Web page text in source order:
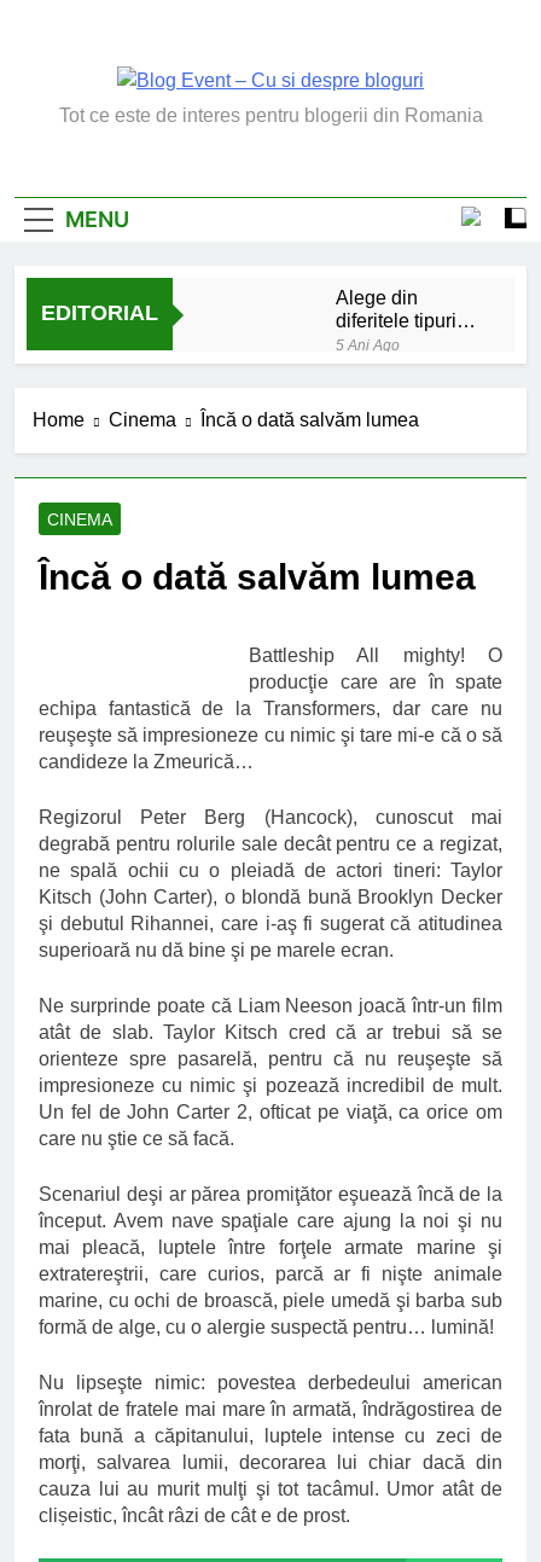
Blog Event – Cu Si
Tot ce este de interes pentru blogerii din Romania
MENU
EDITORIAL
Alege din
diferitele tipuri
de bratara de
argint
5 Ani Ago
5 Ani Ago
campanie ale lui
Donald Trump
beneficiile contactului
cu Pamantul
6 Ani Ago
Este posibil sa ne
iertam?
Home Cinema Încă o dată salvăm lumea
CINEMA
Încă o dată salvăm lumea
Battleship All mighty! O
producţie care are în spate
echipa fantastică de la Transformers, dar care nu
reuşeşte să impresioneze cu nimic şi tare mi-e că o să
candideze la Zmeurică…
Regizorul Peter Berg (Hancock), cunoscut mai
degrabă pentru rolurile sale decât pentru ce a regizat,
ne spală ochii cu o pleiadă de actori tineri: Taylor
Kitsch (John Carter), o blondă bună Brooklyn Decker
şi debutul Rihannei, care i-aş fi sugerat că atitudinea
superioară nu dă bine şi pe marele ecran.
Ne surprinde poate că Liam Neeson joacă într-un film
atât de slab. Taylor Kitsch cred că ar trebui să se
orienteze spre pasarelă, pentru că nu reuşeşte să
impresioneze cu nimic şi pozează incredibil de mult.
Un fel de John Carter 2, ofticat pe viaţă, ca orice om
care nu ştie ce să facă.
Scenariul deşi ar părea promiţător eşuează încă de la
început. Avem nave spaţiale care ajung la noi şi nu
mai pleacă, luptele între forţele armate marine şi
extratereştrii, care curios, parcă ar fi nişte animale
marine, cu ochi de broască, piele umedă şi barba sub
formă de alge, cu o alergie suspectă pentru… lumină!
Nu lipseşte nimic: povestea derbedeului american
înrolat de fratele mai mare în armată, îndrăgostirea de
fata bună a căpitanului, luptele intense cu zeci de
morţi, salvarea lumii, decorarea lui chiar dacă din
cauza lui au murit mulţi şi tot tacâmul. Umor atât de
clișeistic, încât râzi de cât e de prost.